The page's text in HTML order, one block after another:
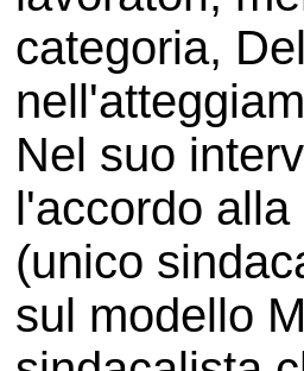
categoria,
Nel suo
l'accordo
(unico
sul modello